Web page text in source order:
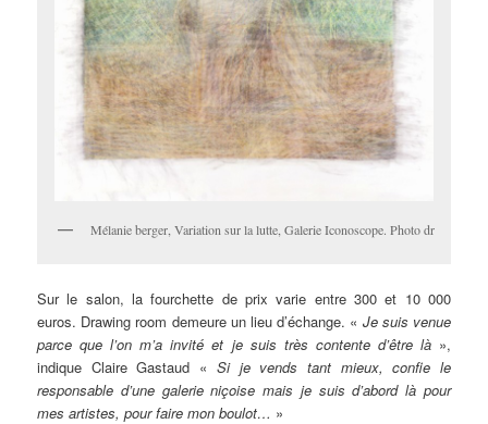
Mélanie berger, Variation sur la lutte, Galerie Iconoscope. Photo dr
Sur le salon, la fourchette de prix varie entre 300 et 10 000
euros. Drawing room demeure un lieu d’échange. « Je suis venue
parce que l’on m’a invité et je suis très contente d’être là »,
indique Claire Gastaud « Si je vends tant mieux, confie le
responsable d’une galerie niçoise mais je suis d’abord là pour
mes artistes, pour faire mon boulot… »